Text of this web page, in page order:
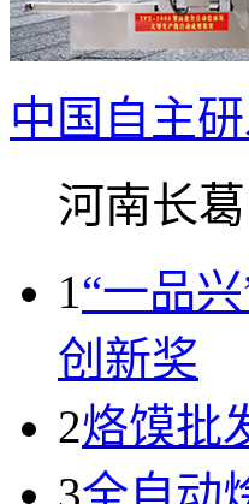
中国自主
河南长
1“一品
创新奖
2烙馍批